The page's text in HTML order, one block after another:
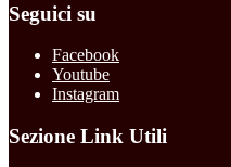
Seguici su
Facebook
Youtube
Instagram
Sezione Link Utili